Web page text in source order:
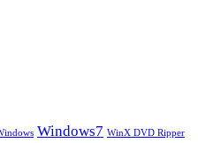
Windows7 WinX DVD Ripper